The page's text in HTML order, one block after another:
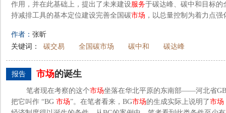
作用，并在此基础上，提出了未来建设服务于碳达峰、碳中和目标的
持减排工具的基本定位建设完善全国碳市场 ，以总量控制为着力点强
作者： 张昕
关键词：
碳交易 全国碳市场 碳中和 碳达峰
报告 市场的诞生
笔者现在考察的这个市场坐落在华北平原的东南部——河北省
把它叫作 “BG 市场”。在笔者看来，BG市场的生成实际上说明了市场